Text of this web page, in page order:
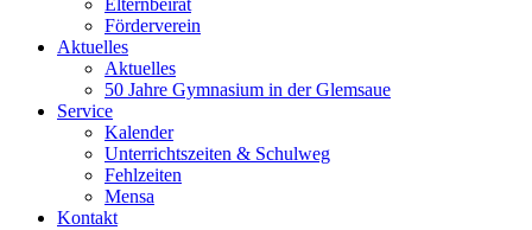
Elternbeirat
Förderverein
Aktuelles
Aktuelles
50 Jahre Gymnasium in der Glemsaue
Service
Kalender
Unterrichtszeiten & Schulweg
Fehlzeiten
Mensa
Kontakt